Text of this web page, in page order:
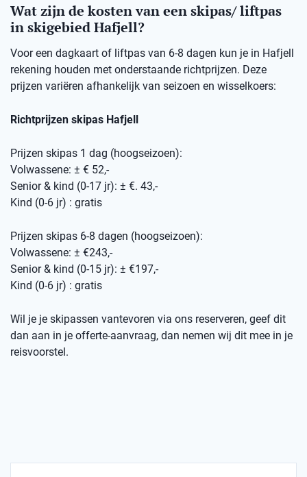
Wat zijn de kosten van een skipas/ liftpas
in skigebied Hafjell?
Voor een dagkaart of liftpas van 6-8 dagen kun je in Hafjell
rekening houden met onderstaande richtprijzen. Deze
prijzen variëren afhankelijk van seizoen en wisselkoers:
Richtprijzen skipas Hafjell
Prijzen skipas 1 dag (hoogseizoen):
Volwassene: ± € 52,-
Senior & kind (0-17 jr): ± €. 43,-
Kind (0-6 jr) : gratis
Prijzen skipas 6-8 dagen (hoogseizoen):
Volwassene: ± €243,-
Senior & kind (0-15 jr): ± €197,-
Kind (0-6 jr) : gratis
Wil je je skipassen vantevoren via ons reserveren, geef dit
dan aan in je offerte-aanvraag, dan nemen wij dit mee in je
reisvoorstel.